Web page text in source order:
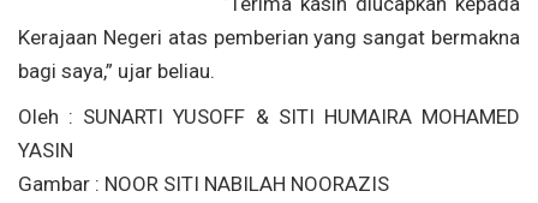
Kerajaan Negeri atas pemberian yang sangat bermakna
bagi saya,” ujar beliau.
Oleh : SUNARTI YUSOFF & SITI HUMAIRA MOHAMED
YASIN
Gambar : NOOR SITI NABILAH NOORAZIS